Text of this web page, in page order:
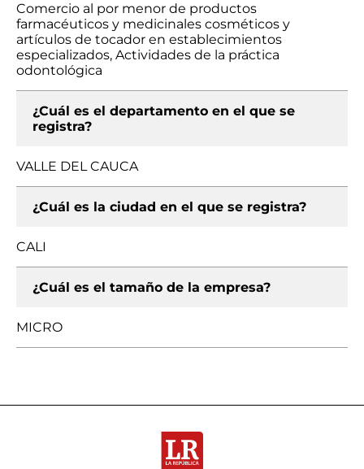
Comercio al por menor de productos
farmacéuticos y medicinales cosméticos y
artículos de tocador en establecimientos
especializados, Actividades de la práctica
odontológica
¿Cuál es el departamento en el que se
registra?
VALLE DEL CAUCA
¿Cuál es la ciudad en el que se registra?
CALI
¿Cuál es el tamaño de la empresa?
MICRO